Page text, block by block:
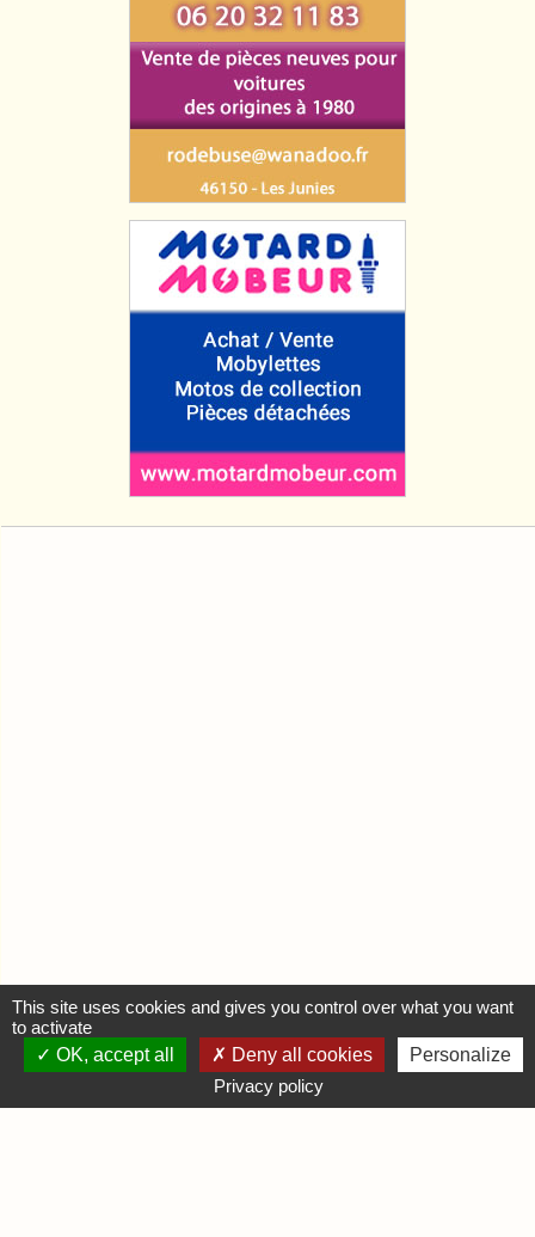
MON COMPTE
Se connecter
This site uses cookies and gives you control over what you want
to activate
OK, accept all
Deny all cookies
Personalize
Privacy policy